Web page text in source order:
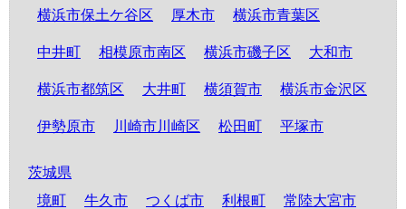
横浜市保土ケ谷区 厚木市 横浜市青葉区
中井町 相模原市南区 横浜市磯子区 大和市
横浜市都筑区 大井町 横須賀市 横浜市金沢区
伊勢原市 川崎市川崎区 松田町 平塚市
茨城県
境町
牛久市 つくば市 利根町 常陸大宮市